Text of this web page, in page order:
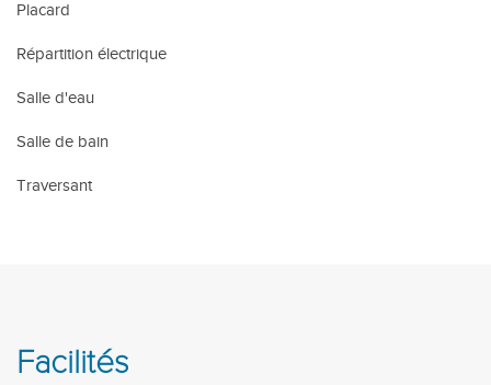
Placard
Répartition électrique
Salle d'eau
Salle de bain
Traversant
Facilités